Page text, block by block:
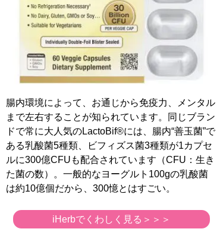
腸内環境によって、お通じから免疫力、メンタル
まで左右することが知られています。同じブラン
ドで常に大人気のLactoBif®には、腸内“善玉菌”で
ある乳酸菌5種類、ビフィズス菌3種類が1カプセ
ルに300億CFUも配合されています（CFU：生き
た菌の数）。一般的なヨーグルト100gの乳酸菌
は約10億個だから、300憶とはすごい。
iHerbでくわしく見る＞＞＞